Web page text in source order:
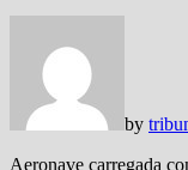
by
Aeronave carregada